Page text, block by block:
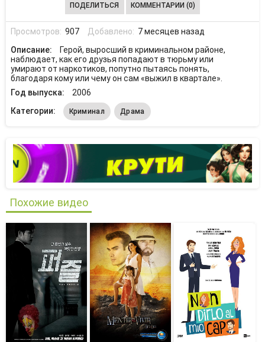
ПОДЕЛИТЬСЯ КОММЕНТАРИИ (0)
Просмотров: 907 Добавлено: 7 месяцев назад
Описание:
Герой, выросший в криминальном районе,
наблюдает, как его друзья попадают в тюрьму или
умирают от наркотиков, попутно пытаясь понять,
благодаря кому или чему он сам «выжил в квартале».
Год выпуска:
2006
Категории:
Криминал Драма
Похожие видео